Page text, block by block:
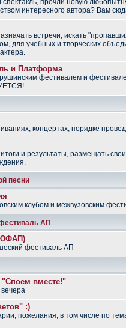
прочли новую
интересного автора? Вам
встречи, искать
для учебных и творческих
и Платформа
фестивалем и
концертах, порядке
и результаты, размещать
песни
клубом и межвузовским
АП
фестиваль АП
"Споем вместе!"
:)
пожелания, в том числе по